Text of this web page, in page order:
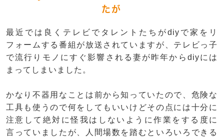
たが
最近では良くテレビでタレントたちがdiyで家をリ
フォームする番組が放送されていますが、テレビっ子
で流行りモノにすぐ影響される妻が昨年からdiyには
まってしまいました。
かなり不器用なことは前から知っていたので、危険な
工具も使うので何をしてもいいけどその点には十分に
注意して絶対に怪我はしないように作業をする度に
言っていましたが、人間場数を踏むといろいろできる